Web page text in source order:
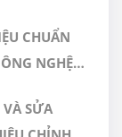
CHUẨN
NGHỆ
SỬA